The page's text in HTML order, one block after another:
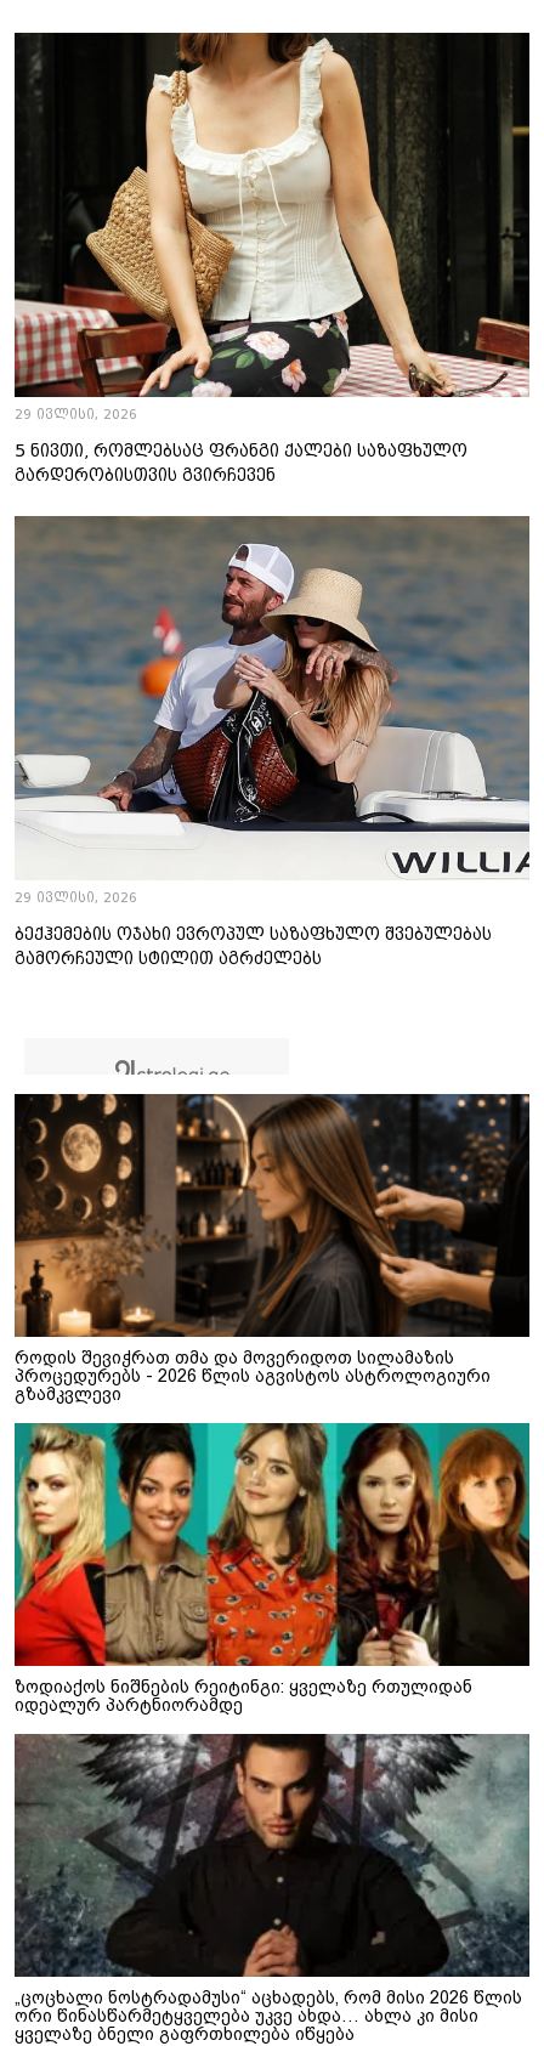
29 ივლისი, 2026
5 ნივთი, რომლებსაც ფრანგი ქალები საზაფხულო
გარდერობისთვის გვირჩევენ
29 ივლისი, 2026
ბექჰემების ოჯახი ევროპულ საზაფხულო შვებულებას
გამორჩეული სტილით აგრძელებს
როდის შევიჭრათ თმა და მოვერიდოთ სილამაზის
პროცედურებს - 2026 წლის აგვისტოს ასტროლოგიური
გზამკვლევი
ზოდიაქოს ნიშნების რეიტინგი: ყველაზე რთულიდან
იდეალურ პარტნიორამდე
„ცოცხალი ნოსტრადამუსი“ აცხადებს, რომ მისი 2026 წლის
ორი წინასწარმეტყველება უკვე ახდა… ახლა კი მისი
ყველაზე ბნელი გაფრთხილება იწყება